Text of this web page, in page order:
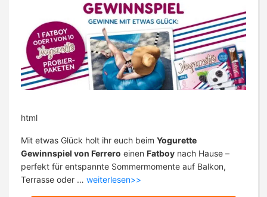
html
Mit etwas Glück holt ihr euch beim Yogurette
Gewinnspiel von Ferrero einen Fatboy nach Hause –
perfekt für entspannte Sommermomente auf Balkon,
Terrasse oder … weiterlesen>>